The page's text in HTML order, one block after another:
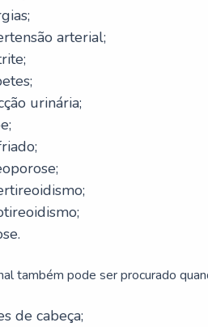
arterial;
urinária;
também pode ser procurado
de cabeça;